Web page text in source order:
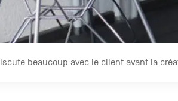
beaucoup avec le client avant la